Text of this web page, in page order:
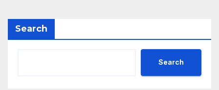
Search
Search